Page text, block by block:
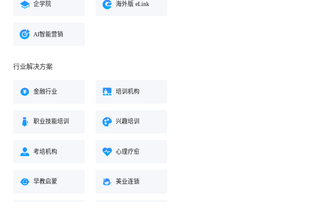
企学院 海外版 eLink
AI智能营销
行业解决方案
金融行业 培训机构
职业技能培训 兴趣培训
考培机构 心理疗愈
早教启蒙 美业连锁